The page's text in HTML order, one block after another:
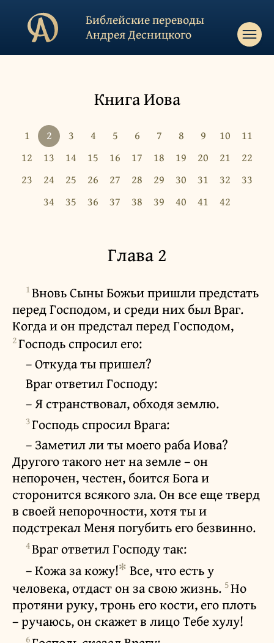
Библейские переводы
Андрея Десницкого
Книга Иова
1 2 3 4 5 6 7 8 9 10
11
12
13 14 15 16 17 18 19 20 21
22
23
24 25 26 27 28 29 30 31 32
33
34
35 36 37 38 39 40 41 42
Глава 2
1Вновь Сыны Божьи пришли предстать
перед Господом, и среди них был Враг.
Когда и он предстал перед Господом,
2Господь спросил его:
– Откуда ты пришел?
Враг ответил Господу:
– Я странствовал, обходя землю.
3Господь спросил Врага:
– Заметил ли ты моего раба Иова?
Другого такого нет на земле – он
непорочен, честен, боится Бога и
сторонится всякого зла. Он все еще тверд
в своей непорочности, хотя ты и
подстрекал Меня погубить его безвинно.
4Враг ответил Господу так:
– Кожа за кожу!✻ Все, что есть у
человека, отдаст он за свою жизнь. 5Но
протяни руку, тронь его кости, его плоть
– ручаюсь, он скажет в лицо Тебе хулу!
6